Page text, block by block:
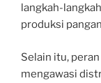
langkah-
produksi
Selain itu,
mengawasi